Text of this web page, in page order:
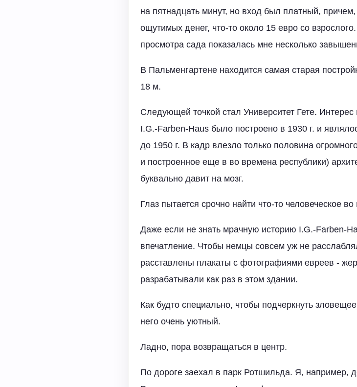
на пятнадцать минут, но вход был платный,
ощутимых денег, что-то около 15 евро со
просмотра сада показалась мне несколько
В Пальменгартене находится самая старая
18 м.
Следующей точкой стал Университет Гете. Интерес
I.G.-Farben-Haus было построено в 1930 г. и
до 1950 г. В кадр влезло только половина
и построенное еще в во времена республики)
буквально давит на мозг.
Глаз пытается срочно найти что-то человеческое
Даже если не знать мрачную историю I.G.-Farben-
впечатление. Чтобы немцы совсем уж не
расставлены плакаты с фотографиями евреев -
разрабатывали как раз в этом здании.
Как будто специально, чтобы подчеркнуть
него очень уютный.
Ладно, пора возвращаться в центр.
По дороге заехал в парк Ротшильда. Я, например,